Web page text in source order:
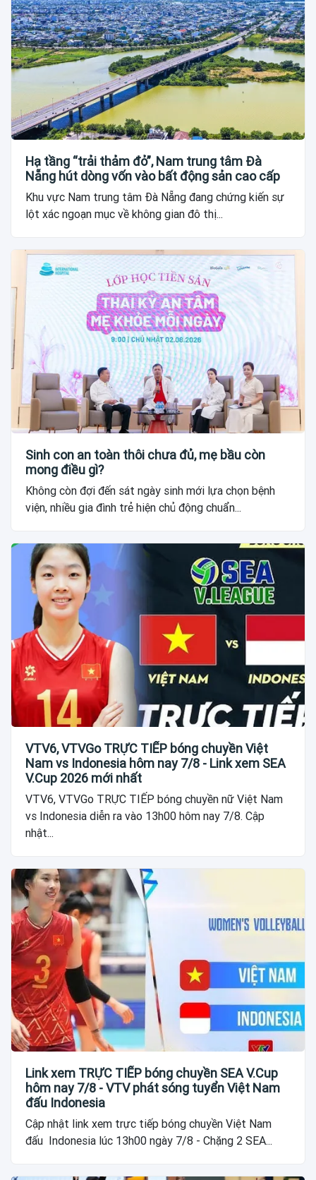
Hạ tầng “trải thảm đỏ”, Nam trung tâm Đà
Nẵng hút dòng vốn vào bất động sản cao cấp
Khu vực Nam trung tâm Đà Nẵng đang chứng kiến sự
lột xác ngoạn mục về không gian đô thị...
Sinh con an toàn thôi chưa đủ, mẹ bầu còn
mong điều gì?
Không còn đợi đến sát ngày sinh mới lựa chọn bệnh
viện, nhiều gia đình trẻ hiện chủ động chuẩn...
VTV6, VTVGo TRỰC TIẾP bóng chuyền Việt
Nam vs Indonesia hôm nay 7/8 - Link xem SEA
V.Cup 2026 mới nhất
VTV6, VTVGo TRỰC TIẾP bóng chuyền nữ Việt Nam
vs Indonesia diễn ra vào 13h00 hôm nay 7/8. Cập
nhật...
Link xem TRỰC TIẾP bóng chuyền SEA V.Cup
hôm nay 7/8 - VTV phát sóng tuyển Việt Nam
đấu Indonesia
Cập nhật link xem trực tiếp bóng chuyền Việt Nam
đấu Indonesia lúc 13h00 ngày 7/8 - Chặng 2 SEA...